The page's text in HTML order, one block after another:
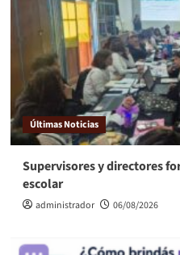
Últimas Noticias
Supervisores y directores
escolar
administrador 06/08/2026